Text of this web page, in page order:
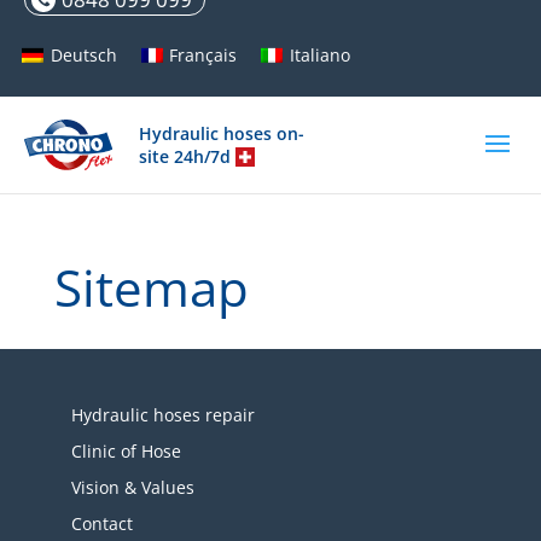
Deutsch Français Italiano
Hydraulic hoses on-
site 24h/7d
Sitemap
Hydraulic hoses repair
Clinic of Hose
Vision & Values
Contact